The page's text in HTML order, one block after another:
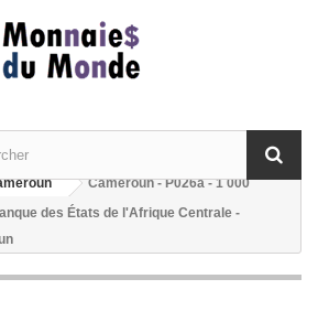
Cameroun - P026a - 1 000
des États de l'Afrique Centrale -